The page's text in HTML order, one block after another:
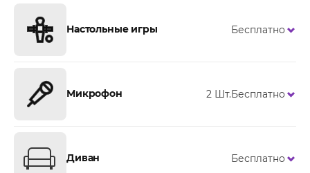
Настольные игры Бесплатно
Микрофон 2 Шт.Бесплатно
Диван Бесплатно